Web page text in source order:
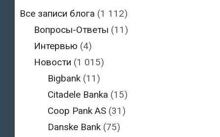
Все записи блога (1 112)
Вопросы-Ответы (11)
Интервью (4)
Новости (1 015)
Bigbank (11)
Citadele Banka (15)
Coop Pank AS (31)
Danske Bank (75)